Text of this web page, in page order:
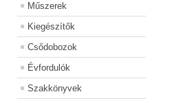
Műszerek
Kiegészítők
Csődobozok
Évfordulók
Szakkönyvek